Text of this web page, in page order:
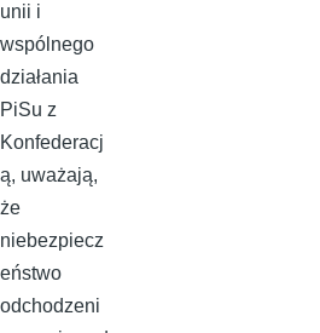
unii i
wspólnego
działania
PiSu z
Konfederacj
ą, uważają,
że
niebezpiecz
eństwo
odchodzeni